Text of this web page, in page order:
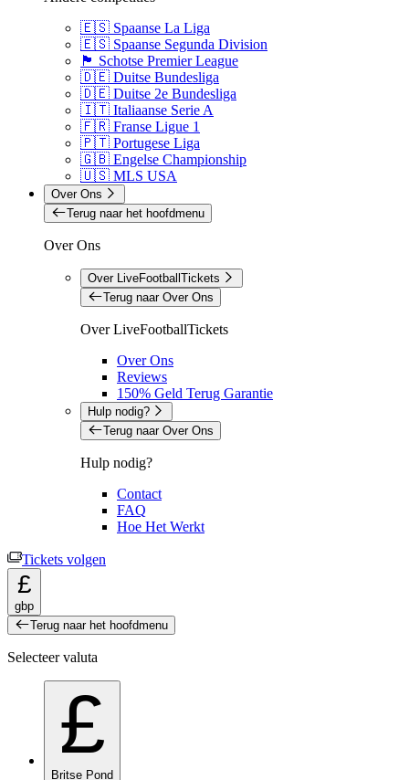
🇪🇸 Spaanse La Liga
🇪🇸 Spaanse Segunda Division
🏴󠁧󠁢󠁳󠁣󠁴󠁿 Schotse Premier League
🇩🇪 Duitse Bundesliga
🇩🇪 Duitse 2e Bundesliga
🇮🇹 Italiaanse Serie A
🇫🇷 Franse Ligue 1
🇵🇹 Portugese Liga
🇬🇧 Engelse Championship
🇺🇸 MLS USA
Over Ons
Terug naar het hoofdmenu
Over Ons
Over LiveFootballTickets
Terug naar Over Ons
Over LiveFootballTickets
Over Ons
Reviews
150% Geld Terug Garantie
Hulp nodig?
Terug naar Over Ons
Hulp nodig?
Contact
FAQ
Hoe Het Werkt
Tickets volgen
£
gbp
Terug naar het hoofdmenu
Selecteer valuta
£
Britse Pond